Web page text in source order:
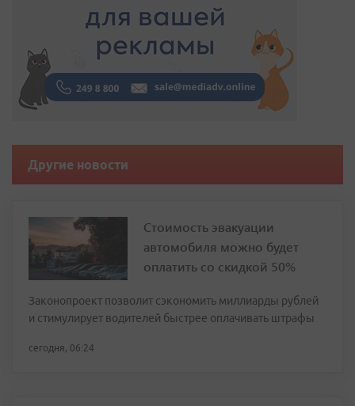
Другие новости
Стоимость эвакуации
автомобиля можно будет
оплатить со скидкой 50%
Законопроект позволит сэкономить миллиарды рублей
и стимулирует водителей быстрее оплачивать штрафы
сегодня, 06:24